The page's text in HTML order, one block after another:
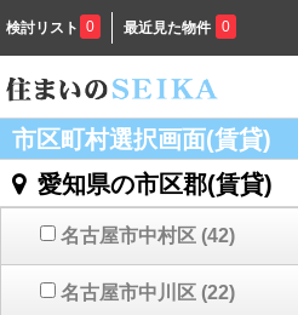
検討リスト 0 最近見た物件 0
市区町村選択画面(賃貸)
愛知県の市区郡(賃貸)
名古屋市中村区 (42)
名古屋市中川区 (22)